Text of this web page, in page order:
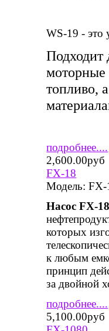
WS-19 - это
Подходит
моторные
топливо,
подробнее....
2,600.00руб
FX-18
Модель:
Насос FX-
которых
к любым
принцип
за двойной
подробнее....
5,100.00руб